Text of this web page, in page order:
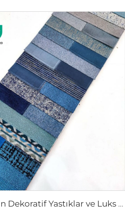
Kanapeler için Dekoratif Yastıklar ve Luks Perde Kumaşı | Şık Atkı Yastık Kapları